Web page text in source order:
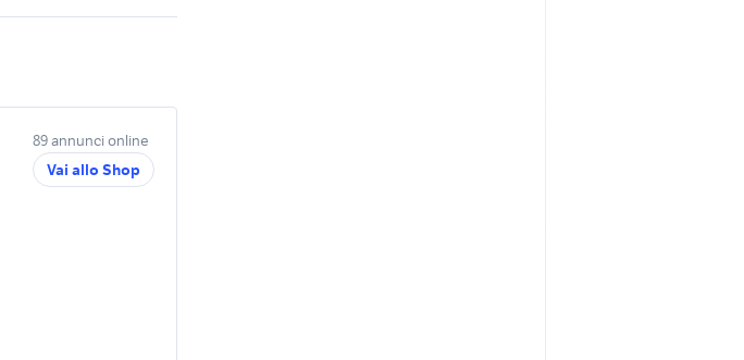
89 annunci online
Vai allo Shop